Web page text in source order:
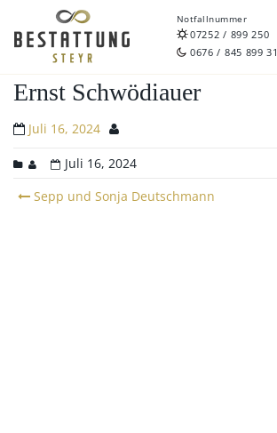
Notfallnummer
07252 / 899 250
0676 / 845 899
Ernst Schwödiauer
Juli 16, 2024
Juli 16, 2024
Post
Sepp und Sonja Deutschmann